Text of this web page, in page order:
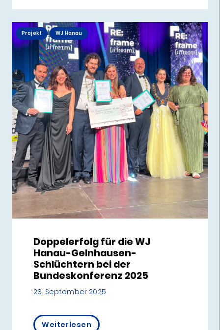
Projekt WJ Hanau
Doppelerfolg für die WJ
Hanau-Gelnhausen-
Schlüchtern bei der
Bundeskonferenz 2025
23. September 2025
Weiterlesen